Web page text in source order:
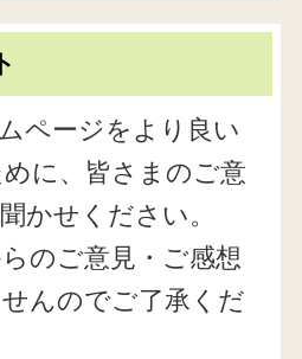
ページをより良い
に、皆さまのご意
かせください。
のご意見・ご感想
んのでご了承くだ